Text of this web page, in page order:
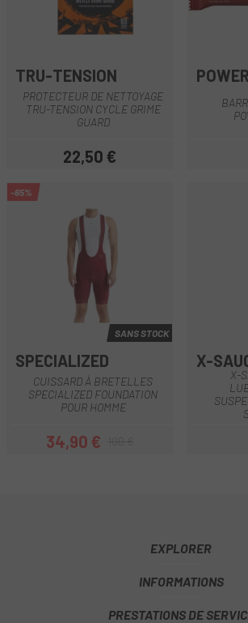
TRU-TENSION
PROTECTEUR DE NETTOYAGE
TRU-TENSION CYCLE GRIME
GUARD
Prix
22,50 €
-65%
SANS STOCK
SPECIALIZED
CUISSARD À BRETELLES
SPECIALIZED FOUNDATION
POUR HOMME
Prix
34,90 €Prix habituel
X-
X-
EXPLORER
INFORMATIONS
PRESTATIONS DE